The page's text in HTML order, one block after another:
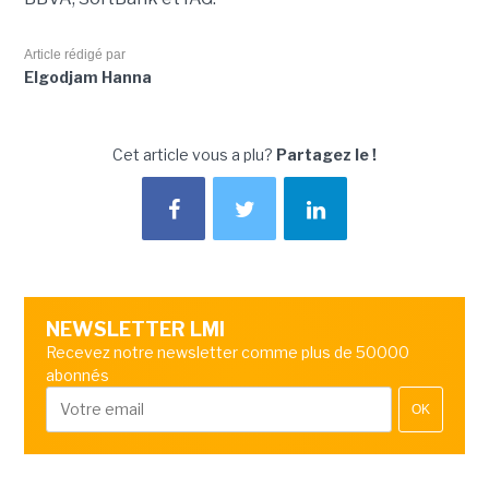
Article rédigé par
Elgodjam Hanna
Cet article vous a plu? Partagez le !
NEWSLETTER LMI
Recevez notre newsletter comme plus de 50000
abonnés
OK